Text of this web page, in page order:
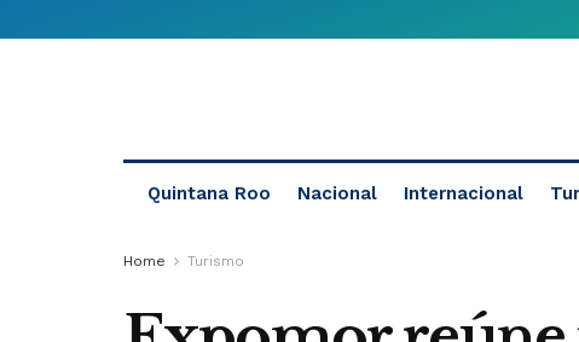
Quintana Roo Nacional Internacional
Home Turismo